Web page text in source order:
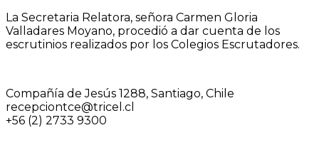
La Secretaria Relatora, señora Carmen Gloria
Valladares Moyano, procedió a dar cuenta de los
escrutinios realizados por los Colegios Escrutadores.
Compañía de Jesús 1288, Santiago, Chile
recepciontce@tricel.cl
+56 (2) 2733 9300